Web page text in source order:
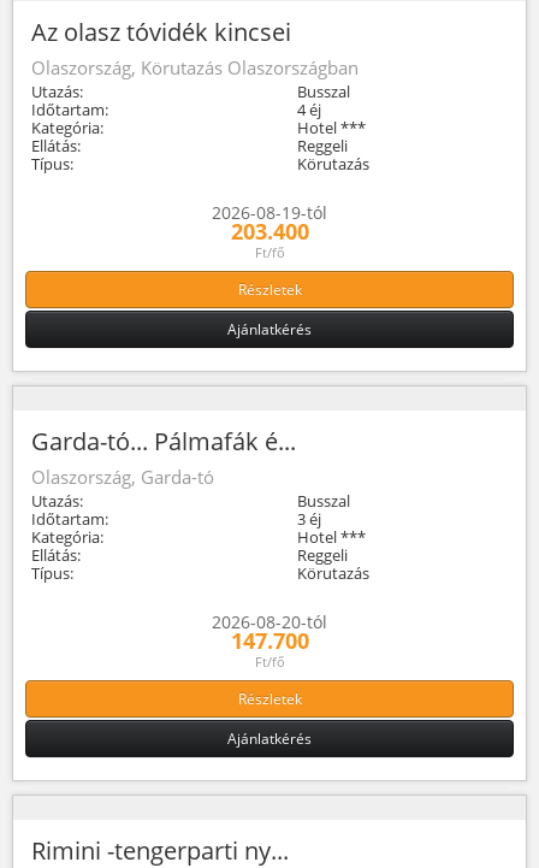
Az olasz tóvidék kincsei
Olaszország, Körutazás Olaszországban
Utazás:
Busszal
Időtartam:
4 éj
Kategória:
Hotel ***
Ellátás:
Reggeli
Típus:
Körutazás
2026-08-19-tól
203.400
Ft/fő
Részletek
Ajánlatkérés
Garda-tó... Pálmafák é...
Olaszország, Garda-tó
Utazás:
Busszal
Időtartam:
3 éj
Kategória:
Hotel ***
Ellátás:
Reggeli
Típus:
Körutazás
2026-08-20-tól
147.700
Ft/fő
Részletek
Ajánlatkérés
Rimini -tengerparti ny...